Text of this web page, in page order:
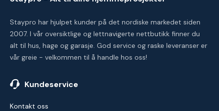
Staypro har hjulpet kunder på det nordiske markedet siden
2007. I vår oversiktlige og lettnavigerte nettbutikk finner du
alt til hus, hage og garasje. God service og raske leveranser er
vår greie - velkommen til å handle hos oss!
Kundeservice
Kontakt oss